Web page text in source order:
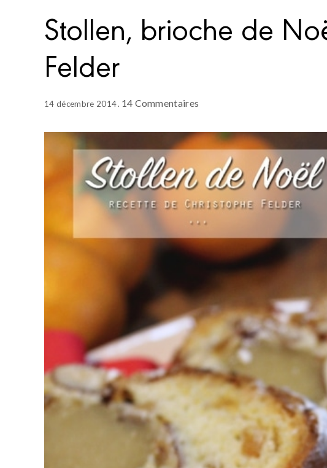
Stollen, brioche de
Felder
14 décembre 2014 14 Commentaires